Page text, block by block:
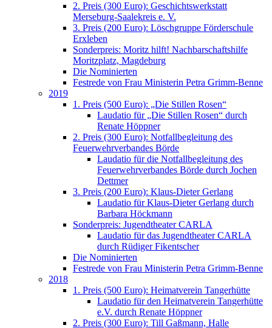
2. Preis (300 Euro): Geschichtswerkstatt
Merseburg-Saalekreis e. V.
3. Preis (200 Euro): Löschgruppe Förderschule
Erxleben
Sonderpreis: Moritz hilft! Nachbarschaftshilfe
Moritzplatz, Magdeburg
Die Nominierten
Festrede von Frau Ministerin Petra Grimm-Benne
2019
1. Preis (500 Euro): „Die Stillen Rosen“
Laudatio für „Die Stillen Rosen“ durch
Renate Höppner
2. Preis (300 Euro): Notfallbegleitung des
Feuerwehrverbandes Börde
Laudatio für die Notfallbegleitung des
Feuerwehrverbandes Börde durch Jochen
Dettmer
3. Preis (200 Euro): Klaus-Dieter Gerlang
Laudatio für Klaus-Dieter Gerlang durch
Barbara Höckmann
Sonderpreis: Jugendtheater CARLA
Laudatio für das Jugendtheater CARLA
durch Rüdiger Fikentscher
Die Nominierten
Festrede von Frau Ministerin Petra Grimm-Benne
2018
1. Preis (500 Euro): Heimatverein Tangerhütte
Laudatio für den Heimatverein Tangerhütte
e.V. durch Renate Höppner
2. Preis (300 Euro): Till Gaßmann, Halle